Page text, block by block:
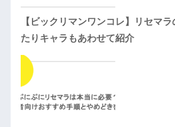
【ビックリマンワンコレ】リセマ
たりキャラもあわせて紹介